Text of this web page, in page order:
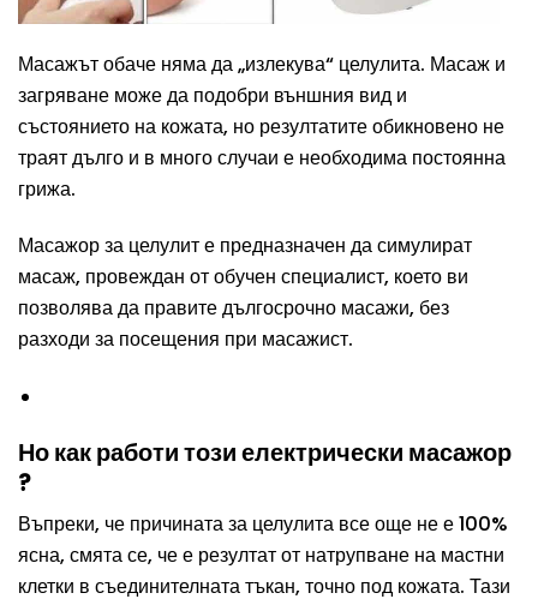
Масажът обаче няма да „излекува“ целулита. Масаж и
загряване може да подобри външния вид и
състоянието на кожата, но резултатите обикновено не
траят дълго и в много случаи е необходима постоянна
грижа.
Масажор за целулит е предназначен да симулират
масаж, провеждан от обучен специалист, което ви
позволява да правите дългосрочно масажи, без
разходи за посещения при масажист.
Но как работи този електрически масажор
?
Въпреки, че причината за целулита все още не е 100%
ясна, смята се, че е резултат от натрупване на мастни
клетки в съединителната тъкан, точно под кожата. Тази